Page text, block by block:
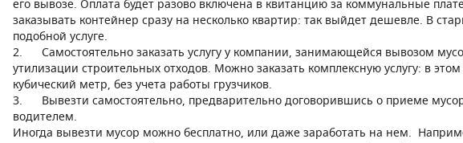
его вывозе. Оплата будет разово включена в квитанцию за коммунальные
заказывать контейнер сразу на несколько квартир: так выйдет дешевле. В
подобной услуге.
2. Самостоятельно заказать услугу у компании, занимающейся вывозом
утилизации строительных отходов. Можно заказать комплексную услугу: в
кубический метр, без учета работы грузчиков.
3. Вывезти самостоятельно, предварительно договорившись о приеме
водителем.
Иногда вывезти мусор можно бесплатно, или даже заработать на нем.